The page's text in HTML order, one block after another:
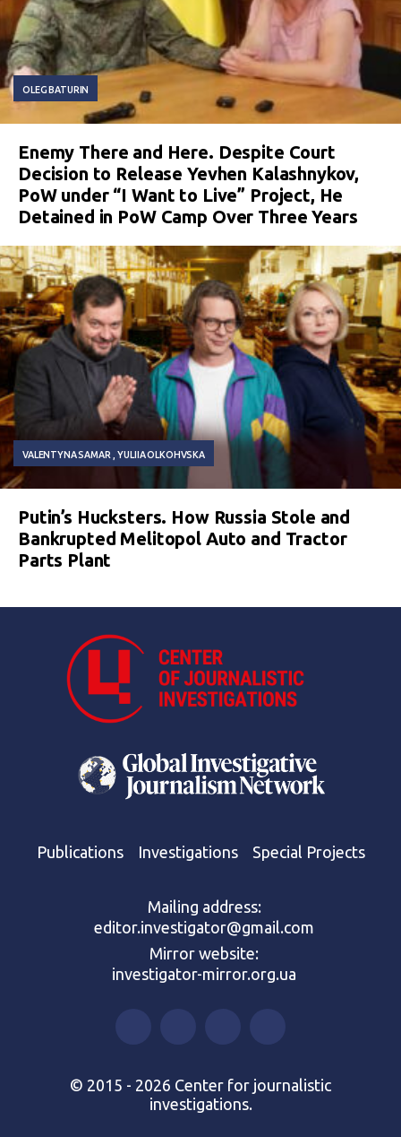
OLEG BATURIN
Enemy There and Here. Despite Court
Decision to Release Yevhen Kalashnykov,
PoW under “I Want to Live” Project, He
Detained in PoW Camp Over Three Years
VALENTYNA SAMAR YULIIA OLKOHVSKA
Putin’s Hucksters. How Russia Stole and
Bankrupted Melitopol Auto and Tractor
Parts Plant
Publications Investigations Special Projects
Mailing address:
editor.investigator@gmail.com
Mirror website:
investigator-mirror.org.ua
© 2015 - 2026 Center for journalistic
investigations.